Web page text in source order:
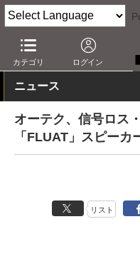
カテゴリ ログイン
AV Watch 製品 オーディ
ニュース
オーテク、信号ロス
「FLUAT」スピー
リスト